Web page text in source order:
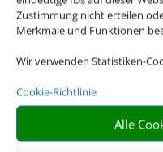
Zustimmung nicht erteilen
Merkmale und Funktionen
Wir verwenden Statistiken-
Cookie-Richtlinie
Alle
Online Check-In
MS